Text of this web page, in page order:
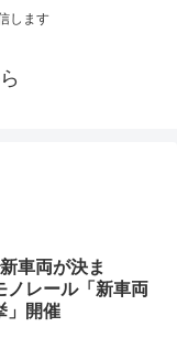
します
車両が決ま
レール「新車両
」開催